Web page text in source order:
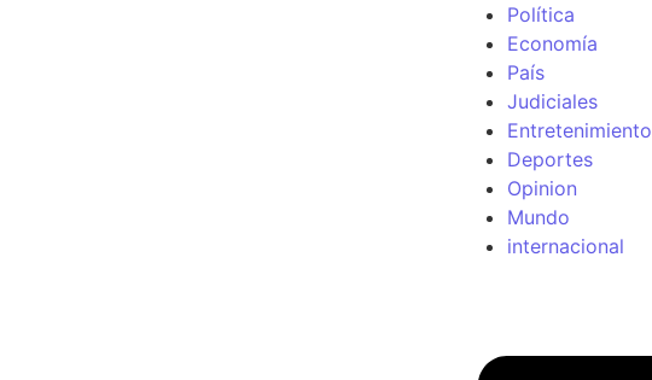
Política
Economía
País
Judiciales
Entretenimiento
Deportes
Opinion
Mundo
internacional